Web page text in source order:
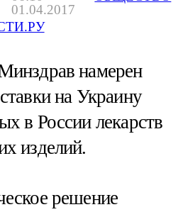
01.04.2017
намерен
на Украину
в России лекарств
изделий.
решение